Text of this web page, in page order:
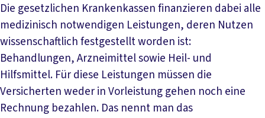
Die gesetzlichen Krankenkassen finanzieren dabei alle
medizinisch notwendigen Leistungen, deren Nutzen
wissenschaftlich festgestellt worden ist:
Behandlungen, Arzneimittel sowie Heil- und
Hilfsmittel. Für diese Leistungen müssen die
Versicherten weder in Vorleistung gehen noch eine
Rechnung bezahlen. Das nennt man das